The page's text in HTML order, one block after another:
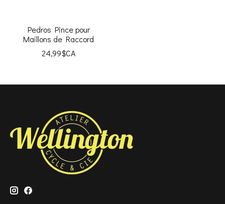
Pedros Pince pour
Maillons de Raccord
24,99$CA